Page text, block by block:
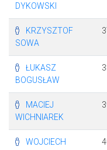
DYKOWSKI
KRZYSZTOF
SOWA
ŁUKASZ
BOGUSŁAW
MACIEJ
WICHNIAREK
WOJCIECH